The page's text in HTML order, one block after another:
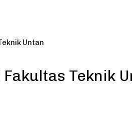
Untan
Teknik